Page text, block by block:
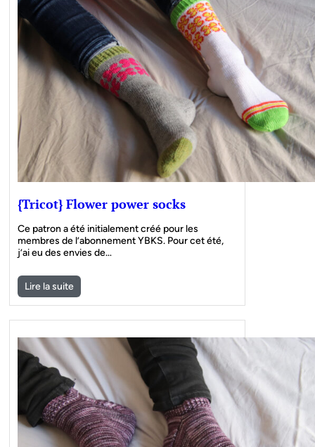
{Tricot} Flower power socks
Ce patron a été initialement créé pour les
membres de l’abonnement YBKS. Pour cet été,
j’ai eu des envies de…
Lire la suite